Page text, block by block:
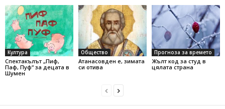
Култура
Спектакълът „Пиф,
Паф, Пуф“ за децата в
Шумен
Общество
Атанасовден е, зимата
си отива
Прогноза за времето
Жълт код за студ в
цялата страна